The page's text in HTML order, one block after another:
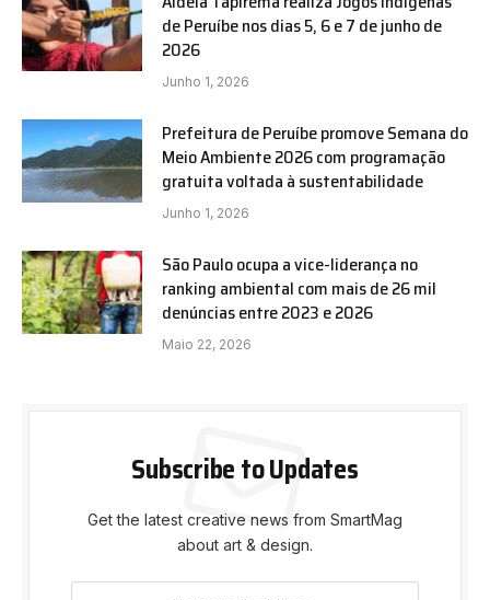
de Peruíbe nos dias 5, 6 e 7 de junho de
2026
Junho 1, 2026
Prefeitura de Peruíbe promove Semana do
Meio Ambiente 2026 com programação
gratuita voltada à sustentabilidade
Junho 1, 2026
São Paulo ocupa a vice-liderança no
ranking ambiental com mais de 26 mil
denúncias entre 2023 e 2026
Maio 22, 2026
Subscribe to Updates
Get the latest creative news from SmartMag
about art & design.